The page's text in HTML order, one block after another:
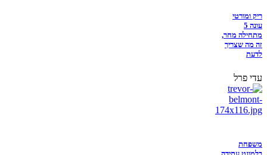
ריק ומורטי
עונה 5
מתחילה מחר,
זה מה שצריך
לדעת
עדי פרל
משפחת